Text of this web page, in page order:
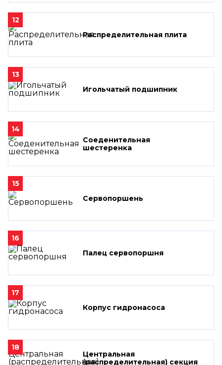
12
Распределительная плита
13
Игольчатый подшипник
14
Соеденительная
шестеренка
15
Сервопоршень
16
Палец сервопоршня
17
Корпус гидронасоса
18
Центральная
(распределительная) секция